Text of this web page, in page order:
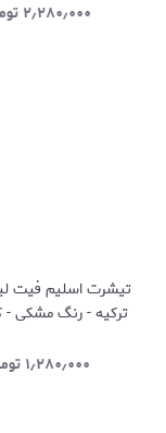
۲٫۲۸۰٫۰۰۰
تیشرت اسلیم فیت
ترکیه - رنگ مشکی - کد
۱٫۲۸۰٫۰۰۰